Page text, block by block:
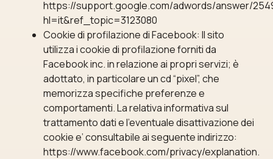
https://support.google.com/adwords/answer/
hl=it&ref_topic=3123080
Cookie di profilazione di Facebook: Il sito
utilizza i cookie di profilazione forniti da
Facebook inc. in relazione ai propri servizi; è
adottato, in particolare un cd “pixel”, che
memorizza specifiche preferenze e
comportamenti. La relativa informativa sul
trattamento dati e l’eventuale disattivazione dei
cookie e’ consultabile ai seguente indirizzo:
https://www.facebook.com/privacy/explanation.